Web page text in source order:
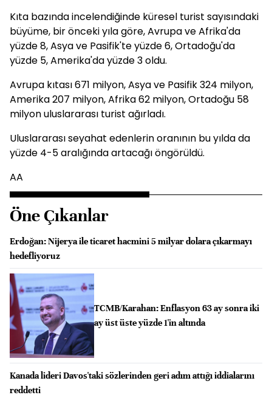
Kıta bazında incelendiğinde küresel turist sayısındaki
büyüme, bir önceki yıla göre, Avrupa ve Afrika'da
yüzde 8, Asya ve Pasifik'te yüzde 6, Ortadoğu'da
yüzde 5, Amerika'da yüzde 3 oldu.
Avrupa kıtası 671 milyon, Asya ve Pasifik 324 milyon,
Amerika 207 milyon, Afrika 62 milyon, Ortadoğu 58
milyon uluslararası turist ağırladı.
Uluslararası seyahat edenlerin oranının bu yılda da
yüzde 4-5 aralığında artacağı öngörüldü.
AA
Öne Çıkanlar
Erdoğan: Nijerya ile ticaret hacmini 5 milyar dolara çıkarmayı
hedefliyoruz
TCMB/Karahan: Enflasyon 63 ay sonra iki
ay üst üste yüzde 1'in altında
Kanada lideri Davos'taki sözlerinden geri adım attığı iddialarını
reddetti